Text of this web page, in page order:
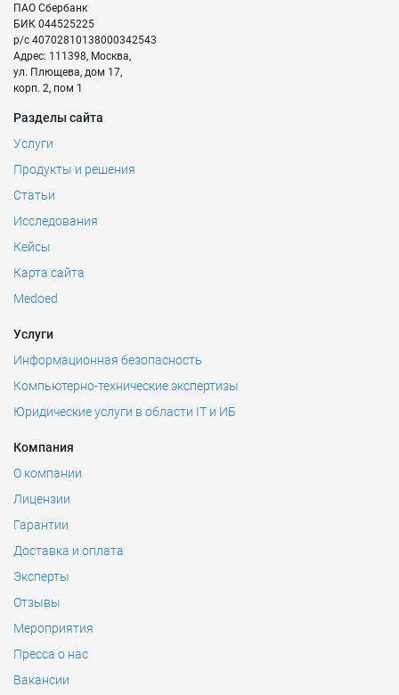
ПАО Сбербанк
БИК 044525225
р/с 40702810138000342543
Адрес: 111398, Москва,
ул. Плющева, дом 17,
корп. 2, пом 1
Разделы сайта
Услуги
Продукты и решения
Статьи
Исследования
Кейсы
Карта сайта
Medoed
Услуги
Информационная безопасность
Компьютерно-технические экспертизы
Юридические услуги в области IT и ИБ
Компания
О компании
Лицензии
Гарантии
Доставка и оплата
Эксперты
Отзывы
Мероприятия
Пресса о нас
Вакансии